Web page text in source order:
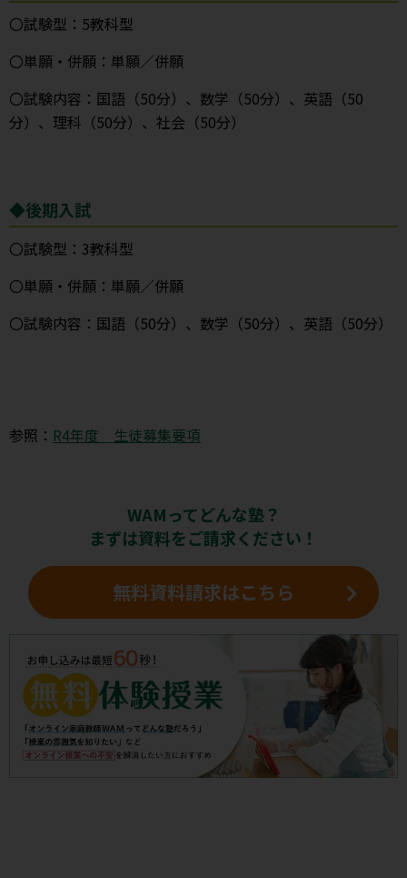
〇試験型：5教科型
〇単願・併願：単願／併願
〇試験内容：国語（50分）、数学（50分）、英語（50
分）、理科（50分）、社会（50分）
◆後期入試
〇試験型：3教科型
〇単願・併願：単願／併願
〇試験内容：国語（50分）、数学（50分）、英語（50分）
参照： R4年度 生徒募集要項
WAMってどんな塾？
まずは資料をご請求ください！
無料資料請求はこちら